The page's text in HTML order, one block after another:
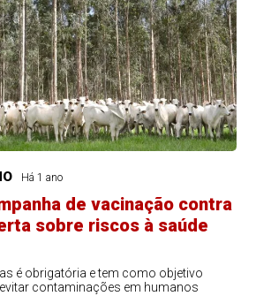
Há 1 ano
de vacinação contra
sobre riscos à saúde
é obrigatória e tem como objetivo
contaminações em humanos